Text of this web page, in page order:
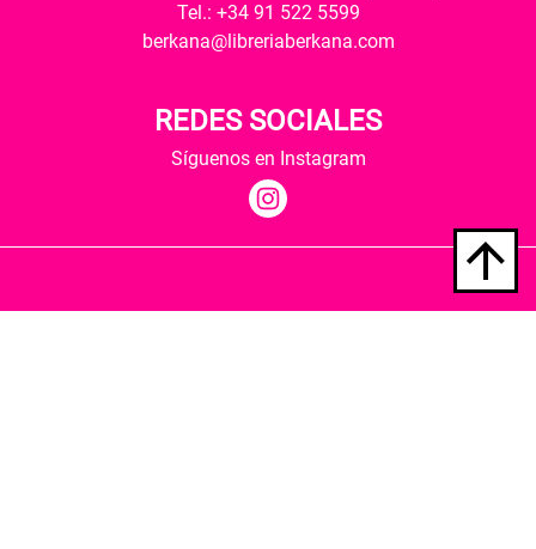
Tel.: +34 91 522 5599
berkana@libreriaberkana.com
REDES SOCIALES
Síguenos en Instagram